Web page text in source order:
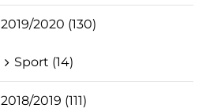
2019/2020 (130)
Sport (14)
2018/2019 (111)